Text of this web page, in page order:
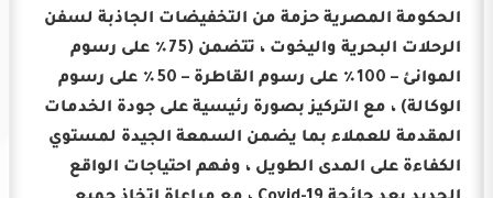
الحكومة المصرية حزمة من التخفيضات الجاذبة لسفن
الرحلات البحرية واليخوت ، تتضمن (75٪ على رسوم
الموانئ – 100٪ على رسوم القاطرة – 50٪ على رسوم
الوكالة) ، مع التركيز بصورة رئيسية على جودة الخدمات
المقدمة للعملاء بما يضمن السمعة الجيدة لمستوي
الكفاءة على المدى الطويل ، وفهم احتياجات الواقع